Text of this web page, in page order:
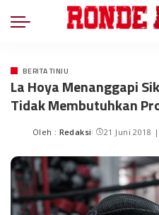
BERITA TINJU
La Hoya Menanggapi
Tidak Membutuhkan
Oleh : Redaksi 21 Juni 2018